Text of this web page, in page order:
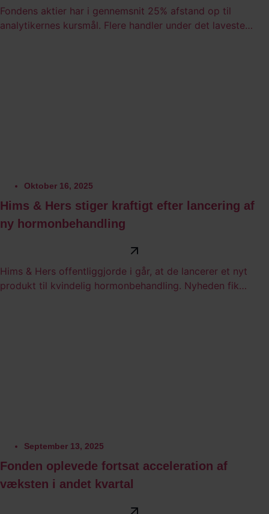
Fondens aktier har i gennemsnit 25% afstand op til
analytikernes kursmål. Flere handler under det laveste
Oktober 16, 2025
Hims & Hers stiger kraftigt efter lancering af
ny hormonbehandling
Hims & Hers offentliggjorde i går, at de lancerer et nyt
produkt til kvindelig hormonbehandling. Nyheden fik
September 13, 2025
Fonden oplevede fortsat acceleration af
væksten i andet kvartal